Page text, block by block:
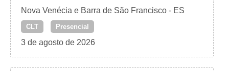
Nova Venécia e Barra de São Francisco - ES
CLT Presencial
3 de agosto de 2026